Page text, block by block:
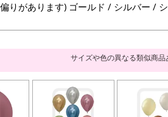
りがあります) ゴールド / シルバー /
サイズや色の異なる類似商